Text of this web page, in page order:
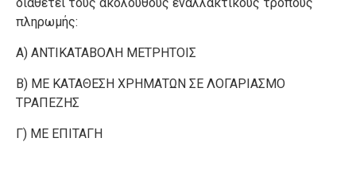
πληρωμής:
Α) ΑΝΤΙΚΑΤΑΒΟΛΗ ΜΕΤΡΗΤΟΙΣ
Β) ME ΚΑΤΑΘΕΣΗ ΧΡΗΜΑΤΩΝ ΣΕ ΛΟΓΑΡΙΑΣΜΟ
ΤΡΑΠΕΖΗΣ
Γ) ΜΕ ΕΠΙΤΑΓΗ